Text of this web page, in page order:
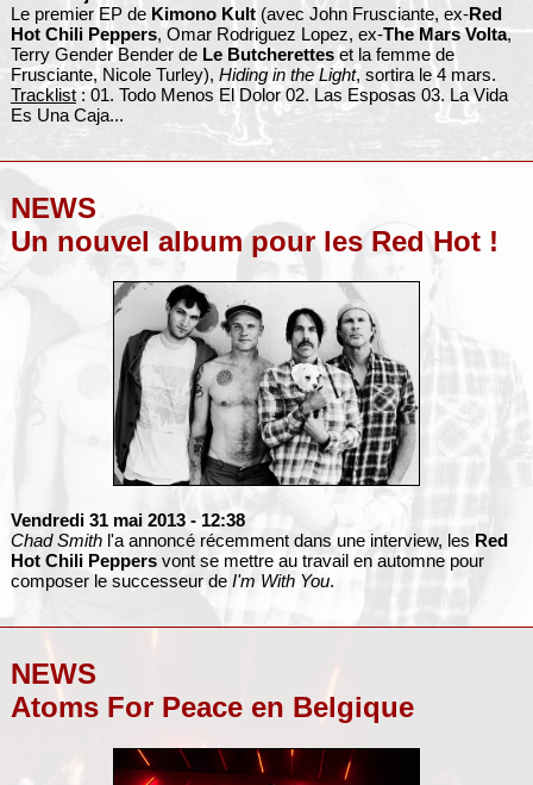
Le premier EP de Kimono Kult(avec John Frusciante, ex-Red
Hot Chili Peppers, Omar Rodriguez Lopez, ex-The Mars Volta,
Terry Gender Bender de Le Butcheretteset la femme de
Frusciante, Nicole Turley), Hiding in the Light, sortira le 4 mars.
Tracklist: 01. Todo Menos El Dolor 02. Las Esposas 03. La Vida
Es Una Caja...
NEWS
Un nouvel album pour les Red Hot !
Vendredi 31 mai 2013 - 12:38
Chad Smithl'a annoncé récemment dans une interview, les Red
Hot Chili Peppersvont se mettre au travail en automne pour
composer le successeur de I'm With You.
NEWS
Atoms For Peace en Belgique